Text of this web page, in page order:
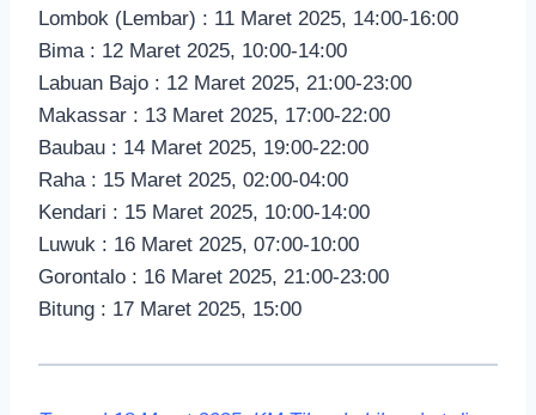
Lombok (Lembar) : 11 Maret 2025, 14:00-16:00
Bima : 12 Maret 2025, 10:00-14:00
Labuan Bajo : 12 Maret 2025, 21:00-23:00
Makassar : 13 Maret 2025, 17:00-22:00
Baubau : 14 Maret 2025, 19:00-22:00
Raha : 15 Maret 2025, 02:00-04:00
Kendari : 15 Maret 2025, 10:00-14:00
Luwuk : 16 Maret 2025, 07:00-10:00
Gorontalo : 16 Maret 2025, 21:00-23:00
Bitung : 17 Maret 2025, 15:00